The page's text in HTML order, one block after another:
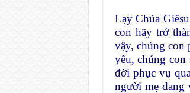
Lạy Chúa
con hãy trở
vậy, chúng con
yêu, chúng con
đời phục vụ
người mẹ đang